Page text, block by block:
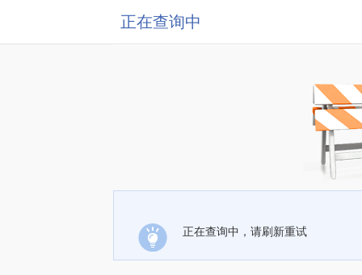
正在查询中
正在查询中，请刷新重试